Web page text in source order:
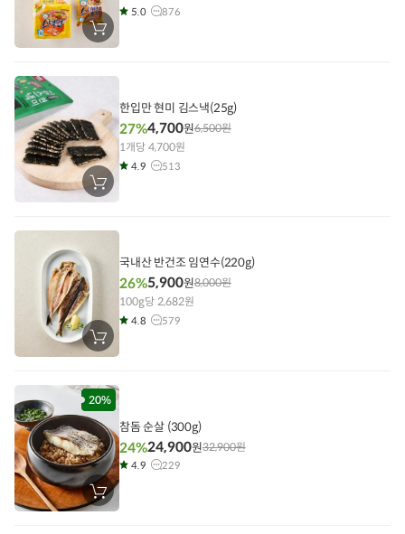
장
바
에
5.0 876
장
바
에
한입만 현미 김스낵(25g)
27%4,700원6,500원
1개당 4,700원
4.9 513
장
바
에
담
기
국내산 반건조 임연수(220g)
26%5,900원8,000원
100g당 2,682원
4.8 579
20%
장
바
참돔 순살 (300g)
24%24,900원32,900원
4.9 229